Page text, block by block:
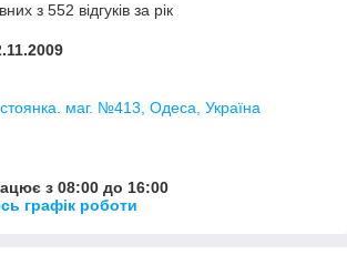
та функціоналу швейних
ряду операцій;
виробів.
видів лапок серйозно полегшує працю
з 552 відгуків за рік
маг. №413, Одеса, Україна
з 08:00 до 16:00
графік роботи